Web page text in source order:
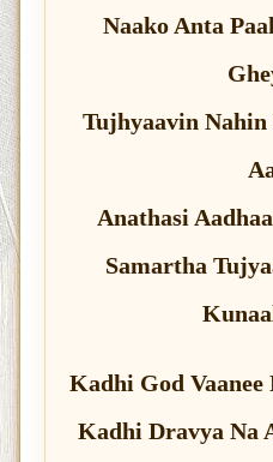
Naako Anta
Tujhyaavin Nahin
Anathasi
Samartha
Kadhi God Vaanee
Kadhi Dravya Na